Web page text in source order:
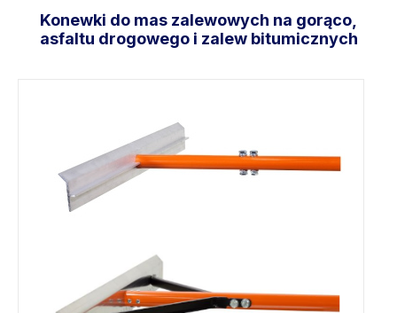
Konewki do mas zalewowych na gorąco,
asfaltu drogowego i zalew bitumicznych
Wybierz opcje